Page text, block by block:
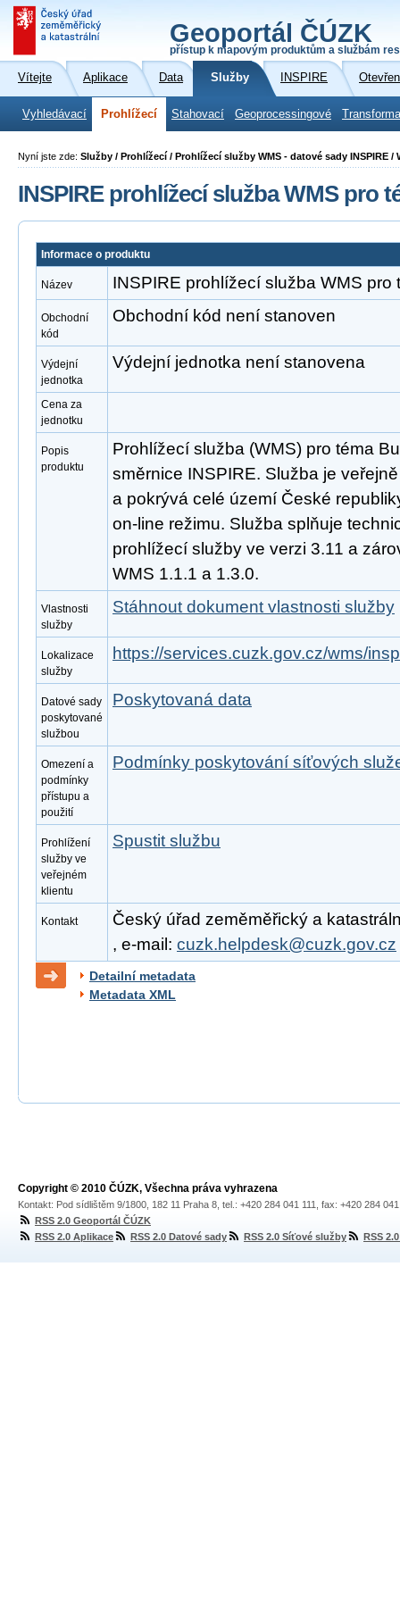
Geoportál ČÚZK
přístup k mapovým produktům a službám
Vítejte Aplikace Data Služby INSPIRE
Vyhledávací Prohlížecí Stahovací Geoprocessingové
Nyní jste zde: Služby / Prohlížecí / Prohlížecí služby WMS - datové sady INSPIRE /
INSPIRE prohlížecí služba WMS pro
Informace o produktu
Název INSPIRE prohlížecí služba WMS pro
Obchodní
kód
Obchodní kód není stanoven
Výdejní
jednotka
Výdejní jednotka není stanovena
Cena za
jednotku
Popis
produktu
Prohlížecí služba (WMS) pro téma
směrnice INSPIRE. Služba je
a pokrývá celé území České
on-line režimu. Služba splňuje
prohlížecí služby ve verzi 3.11 a
WMS 1.1.1 a 1.3.0.
Vlastnosti
služby
Stáhnout dokument vlastnosti služby
Lokalizace
služby
https://services.cuzk.gov.cz/wms/
Datové sady
poskytované
službou
Poskytovaná data
Omezení a
podmínky
přístupu a
použití
Podmínky poskytování síťových
Prohlížení
služby ve
veřejném
klientu
Spustit službu
Kontakt
Český úřad zeměměřický a
, e-mail: cuzk.helpdesk@cuzk.gov.cz
Detailní metadata
Metadata XML
Copyright © 2010 ČÚZK, Všechna práva vyhrazena
Kontakt: Pod sídlištěm 9/1800, 182 11 Praha 8, tel.: +420 284 041 111, fax: +420 284
RSS 2.0 Geoportál ČÚZK
RSS 2.0 Aplikace
RSS 2.0 Datové sady RSS 2.0 Síťové služby RSS